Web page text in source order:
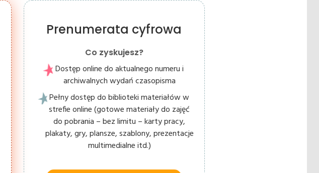
Prenumerata cyfrowa
Co zyskujesz?
Dostęp online do aktualnego numeru i
archiwalnych wydań czasopisma
Pełny dostęp do biblioteki materiałów w
strefie online (gotowe materiały do zajęć
do pobrania – bez limitu – karty pracy,
plakaty, gry, plansze, szablony, prezentacje
multimedialne itd.)